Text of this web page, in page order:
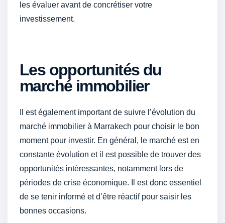
les évaluer avant de concrétiser votre
investissement.
Les opportunités du
marché immobilier
Il est également important de suivre l’évolution du
marché immobilier à Marrakech pour choisir le bon
moment pour investir. En général, le marché est en
constante évolution et il est possible de trouver des
opportunités intéressantes, notamment lors de
périodes de crise économique. Il est donc essentiel
de se tenir informé et d’être réactif pour saisir les
bonnes occasions.